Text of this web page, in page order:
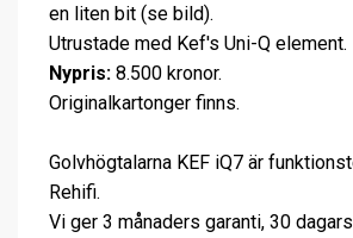
en liten bit (se bild).
Utrustade med Kef's Uni-Q element.
Nypris: 8.500 kronor.
Originalkartonger finns.
Golvhögtalarna KEF iQ7 är
Rehifi.
Vi ger 3 månaders garanti, 30